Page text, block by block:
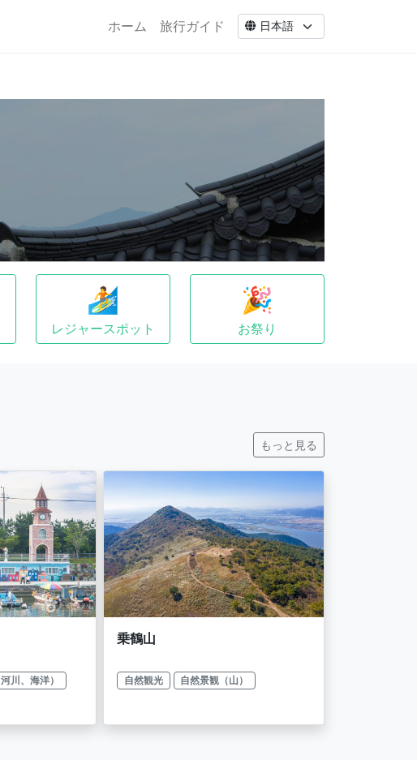
ホーム 旅行ガイド
🏄
レジャースポット
🎉
お祭り
もっと見る
川、海洋）
乗鶴山
自然観光 自然景観（山）